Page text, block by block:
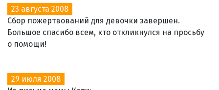
23 августа 2008
Сбор пожертвований для девочки завершен.
Большое спасибо всем, кто откликнулся на просьбу
о помощи!
29 июля 2008